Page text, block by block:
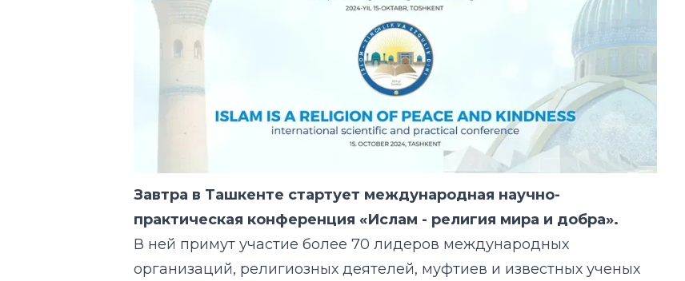
Завтра в Ташкенте стартует международная научно-
практическая конференция «Ислам - религия мира и добра».
В ней примут участие более 70 лидеров международных
организаций, религиозных деятелей, муфтиев и известных ученых